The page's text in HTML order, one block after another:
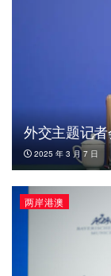
外交主题记
2025 年 3 月 7 日
两岸港澳